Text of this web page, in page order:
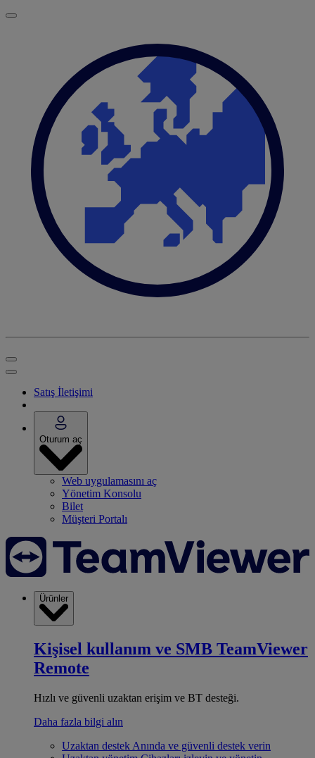
Satış İletişimi
Oturum aç
Web uygulamasını aç
Yönetim Konsolu
Bilet
Müşteri Portalı
Ürünler
Kişisel kullanım ve SMB TeamViewer
Remote
Hızlı ve güvenli uzaktan erişim ve BT desteği.
Daha fazla bilgi alın
Uzaktan destek Anında ve güvenli destek verin